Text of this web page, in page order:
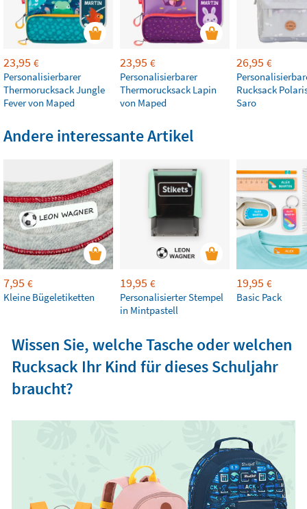
23,95 €
Personalisierbarer
Thermorucksack Jungle
Fever von Maped
23,95 €
Personalisierbarer
Thermorucksack Lapin
von Maped
26,95 €
Rucksack
Saro
Andere interessante Artikel
7,95 €
Kleine Bügeletiketten
19,95 €
Personalisierter Stempel
in Mintpastell
19,95 €
Basic Pack
Wissen Sie, welche Tasche oder welchen
Rucksack Ihr Kind für dieses Schuljahr
braucht?